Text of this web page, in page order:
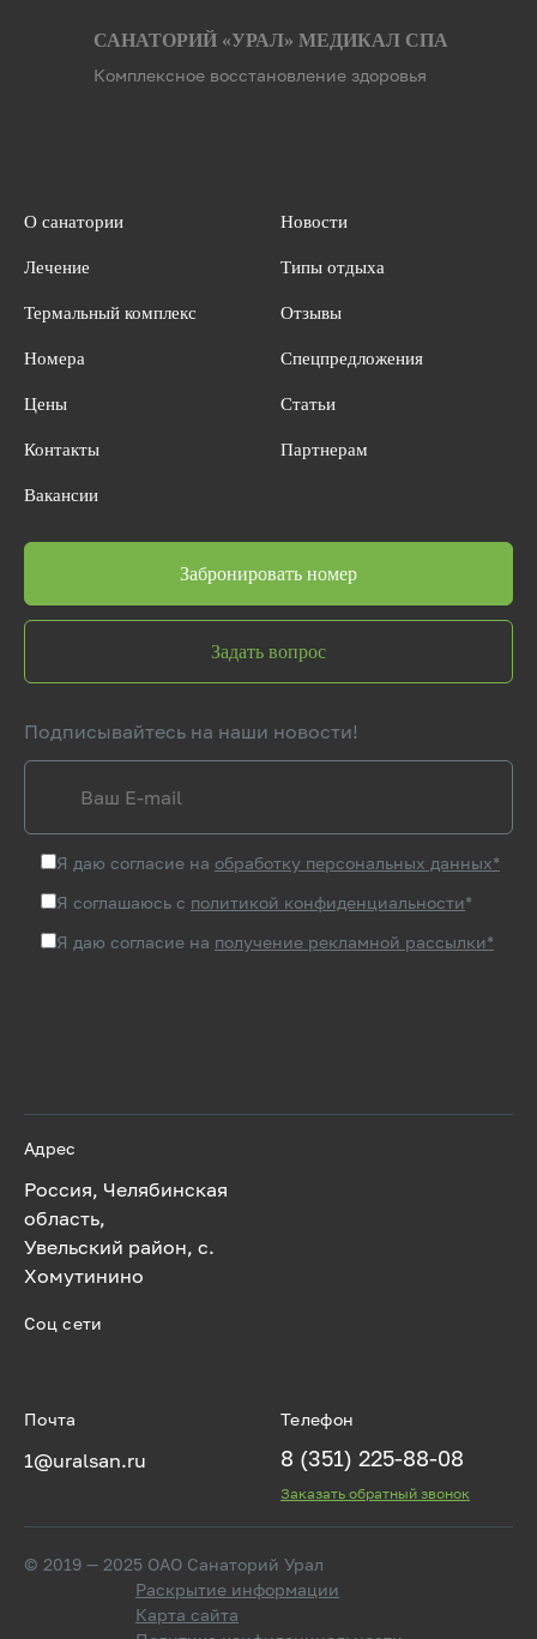
САНАТОРИЙ «УРАЛ» МЕДИКАЛ СПА
Комплексное восстановление здоровья
О санатории
Лечение
Термальный комплекс
Номера
Цены
Контакты
Вакансии
Новости
Типы отдыха
Отзывы
Спецпредложения
Статьи
Партнерам
Забронировать номер
Задать вопрос
Подписывайтесь на наши новости!
Я даю согласие на обработку персональных данных*
Я соглашаюсь с политикой конфиденциальности*
Я даю согласие на получение рекламной рассылки*
Адрес
Россия, Челябинская
область,
Увельский район, с.
Хомутинино
Соц сети
Почта
1@uralsan.ru
Телефон
8 (351) 225-88-08
Заказать обратный звонок
© 2019 — 2025 ОАО Санаторий Урал
Раскрытие информации
Карта сайта